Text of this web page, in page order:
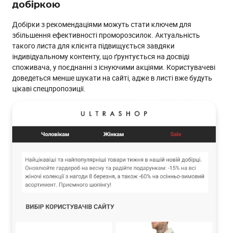
добіркою
Добірки з рекомендаціями можуть стати ключем для
збільшення ефективності проморозсилок. Актуальність
такого листа для клієнта підвищується завдяки
індивідуальному контенту, що ґрунтується на досвіді
споживача, у поєднанні з існуючими акціями. Користувачеві
доведеться менше шукати на сайті, адже в листі вже будуть
цікаві спецпропозиції.